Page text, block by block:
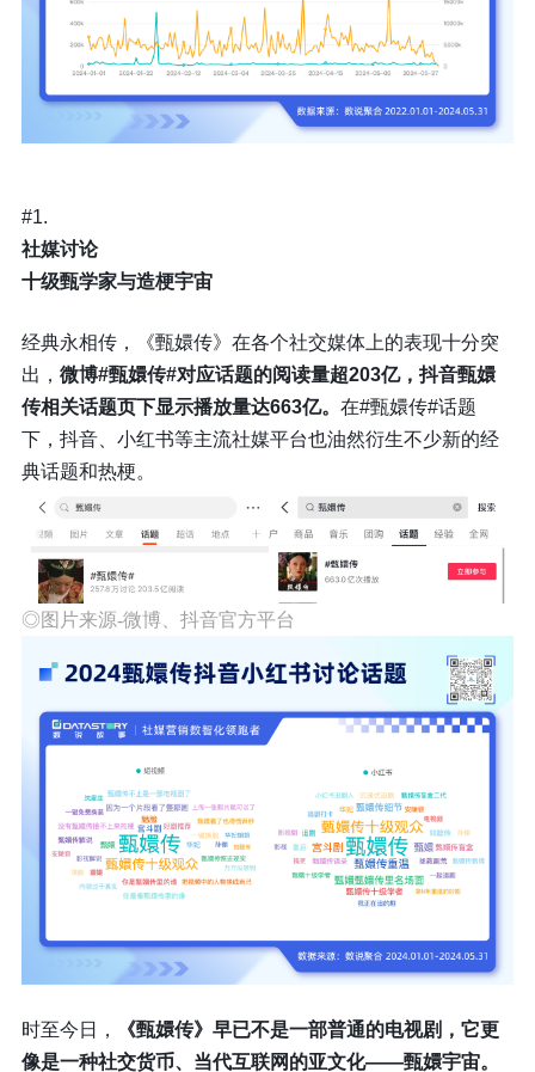
#1.
社媒讨论
十级甄学家与造梗宇宙
经典永相传，《甄嬛传》在各个社交媒体上的表现十分突
出， 微博#甄嬛传#对应话题的阅读量超203亿，抖音甄嬛
传相关话题页下显示播放量达663亿。 在#甄嬛传#话题
下，抖音、小红书等主流社媒平台也油然衍生不少新的经
典话题和热梗。
◎图片来源-微博、抖音官方平台
时至今日，
《甄嬛传》早已不是一部普通的电视剧，它更
像是一种社交货币、当代互联网的亚文化——甄嬛宇宙。